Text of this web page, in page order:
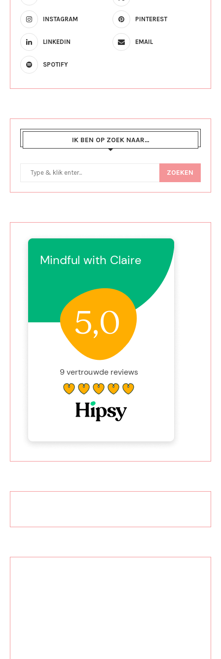
INSTAGRAM PINTEREST
LINKEDIN EMAIL
SPOTIFY
IK BEN OP ZOEK NAAR…
ZOEKEN